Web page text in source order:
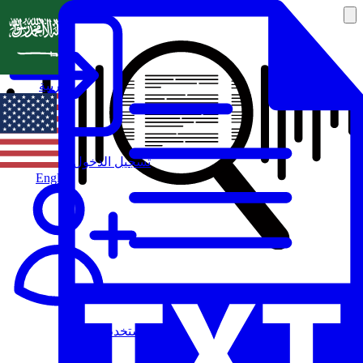
تسجيل الدخول
مستخدم جديد
العربية
English